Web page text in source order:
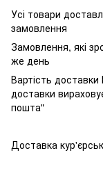
Усі товари
замовлення
Замовлення, які
же день
Вартість
доставки
пошта"
Доставка